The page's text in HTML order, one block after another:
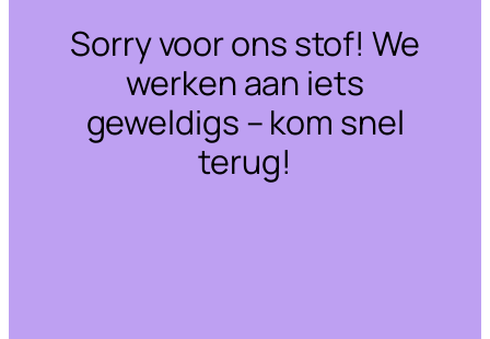
Sorry voor ons stof! We
werken aan iets
geweldigs – kom snel
terug!